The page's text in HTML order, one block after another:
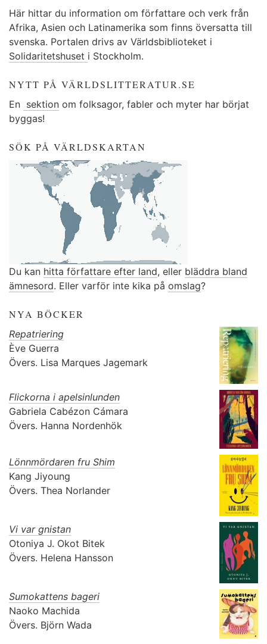
Här hittar du information om författare och verk från
Afrika, Asien och Latinamerika som finns översatta till
svenska. Portalen drivs av Världsbiblioteket i
Solidaritetshuset i Stockholm.
NYTT PÅ VÄRLDSLITTERATUR.SE
En sektion om folksagor, fabler och myter har börjat
byggas!
SÖK PÅ VÄRLDSKARTAN
Du kan hitta författare efter land, eller bläddra bland
ämnesord. Eller varför inte kika på omslag?
NYA BÖCKER
Repatriering
Ève Guerra
Övers. Lisa Marques Jagemark
Flickorna i apelsinlunden
Gabriela Cabézon Cámara
Övers. Hanna Nordenhök
Lönnmördaren fru Shim
Kang Jiyoung
Övers. Thea Norlander
Vi var gnistan
Otoniya J. Okot Bitek
Övers. Helena Hansson
Sumokattens bageri
Naoko Machida
Övers. Björn Wada